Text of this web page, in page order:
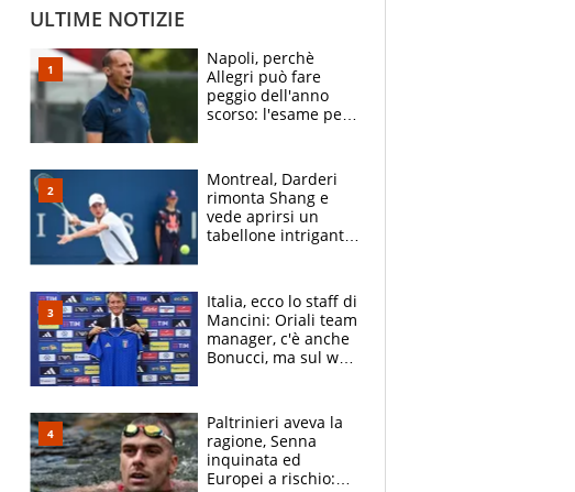
ULTIME NOTIZIE
Napoli, perchè
Allegri può fare
peggio dell'anno
scorso: l'esame per
Monopoly
Montreal, Darderi
rimonta Shang e
vede aprirsi un
tabellone intrigante:
felice del mio livello"
Italia, ecco lo staff di
Mancini: Oriali team
manager, c'è anche
Bonucci, ma sul web
Paltrinieri aveva la
ragione, Senna
inquinata ed
Europei a rischio: